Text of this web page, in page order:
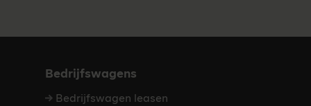
Bedrijfswagens
Bedrijfswagen leasen